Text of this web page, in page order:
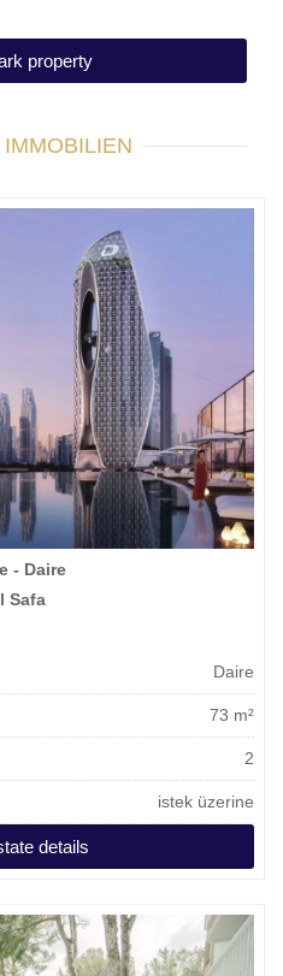
property
- Daire
Safa
Daire
73 m²
2
istek üzerine
details